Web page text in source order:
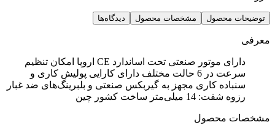
توضیحات محصول مشخصات محصول دیدگاه‌ها
معرفی
دارای موتور صنعتی تحت اساندارد CE اروپا امکان تنظیم
سرعت در 6 حالت مختلف دارای کارایی پولیش کاری و
سنباده کاری مجهز به گیربکس صنعتی و بلبرینگ‌های ضد غبار
رزوه شفت: 14 میلی‌متر ساخت کشور چین
مشخصات محصول